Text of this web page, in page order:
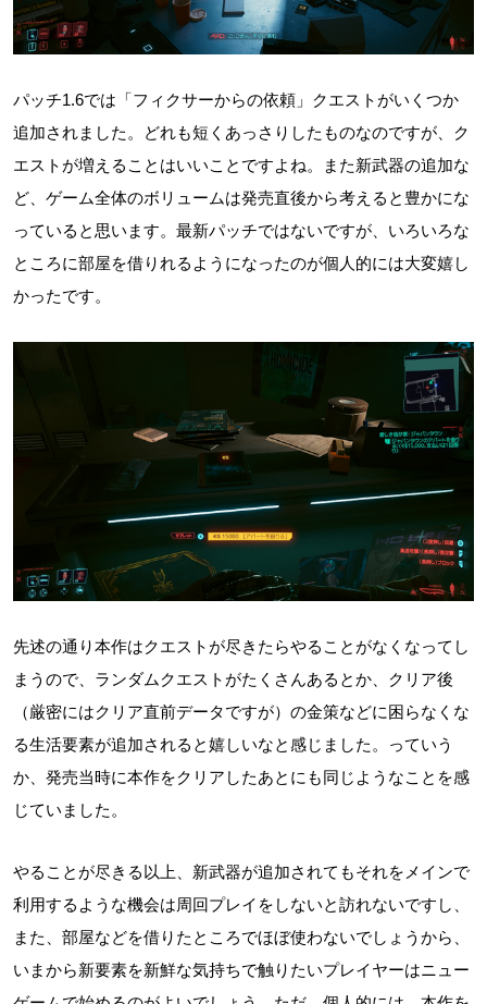
パッチ1.6では「フィクサーからの依頼」クエストがいくつか
追加されました。どれも短くあっさりしたものなのですが、ク
エストが増えることはいいことですよね。また新武器の追加な
ど、ゲーム全体のボリュームは発売直後から考えると豊かにな
っていると思います。最新パッチではないですが、いろいろな
ところに部屋を借りれるようになったのが個人的には大変嬉し
かったです。
先述の通り本作はクエストが尽きたらやることがなくなってし
まうので、ランダムクエストがたくさんあるとか、クリア後
（厳密にはクリア直前データですが）の金策などに困らなくな
る生活要素が追加されると嬉しいなと感じました。っていう
か、発売当時に本作をクリアしたあとにも同じようなことを感
じていました。
やることが尽きる以上、新武器が追加されてもそれをメインで
利用するような機会は周回プレイをしないと訪れないですし、
また、部屋などを借りたところでほぼ使わないでしょうから、
いまから新要素を新鮮な気持ちで触りたいプレイヤーはニュー